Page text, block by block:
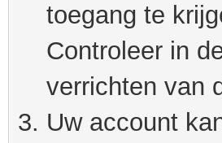
toegang te
Controleer in
verrichten van
Uw account